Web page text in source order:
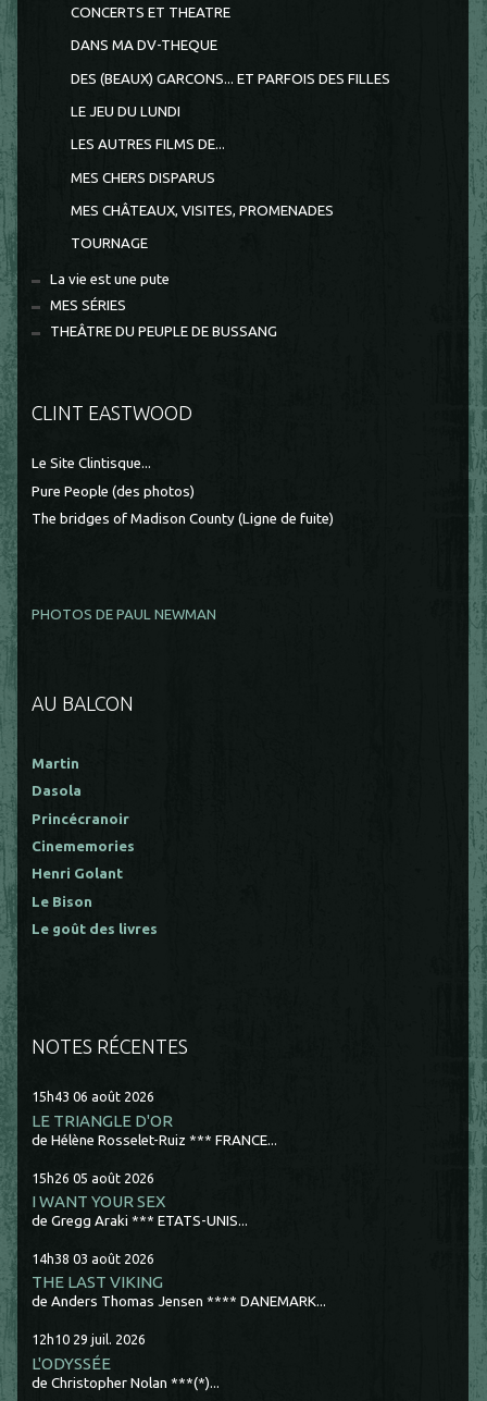
CONCERTS ET THEATRE
DANS MA DV-THEQUE
DES (BEAUX) GARCONS... ET PARFOIS DES FILLES
LE JEU DU LUNDI
LES AUTRES FILMS DE...
MES CHERS DISPARUS
MES CHÂTEAUX, VISITES, PROMENADES
TOURNAGE
La vie est une pute
MES SÉRIES
THEÂTRE DU PEUPLE DE BUSSANG
CLINT EASTWOOD
Le Site Clintisque...
Pure People (des photos)
The bridges of Madison County (Ligne de fuite)
PHOTOS DE PAUL NEWMAN
AU BALCON
Martin
Dasola
Princécranoir
Cinememories
Henri Golant
Le Bison
Le goût des livres
NOTES RÉCENTES
15h43 06 août 2026
LE TRIANGLE D'OR
de Hélène Rosselet-Ruiz *** FRANCE...
15h26 05 août 2026
I WANT YOUR SEX
de Gregg Araki *** ETATS-UNIS...
14h38 03 août 2026
THE LAST VIKING
de Anders Thomas Jensen **** DANEMARK...
12h10 29 juil. 2026
L'ODYSSÉE
de Christopher Nolan ***(*)...